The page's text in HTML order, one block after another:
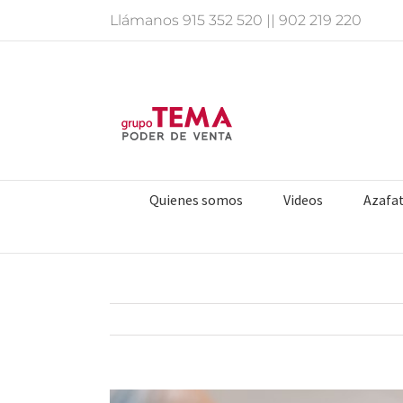
Llámanos 915 352 520 || 902 219 220
Quienes somos Videos
Ver